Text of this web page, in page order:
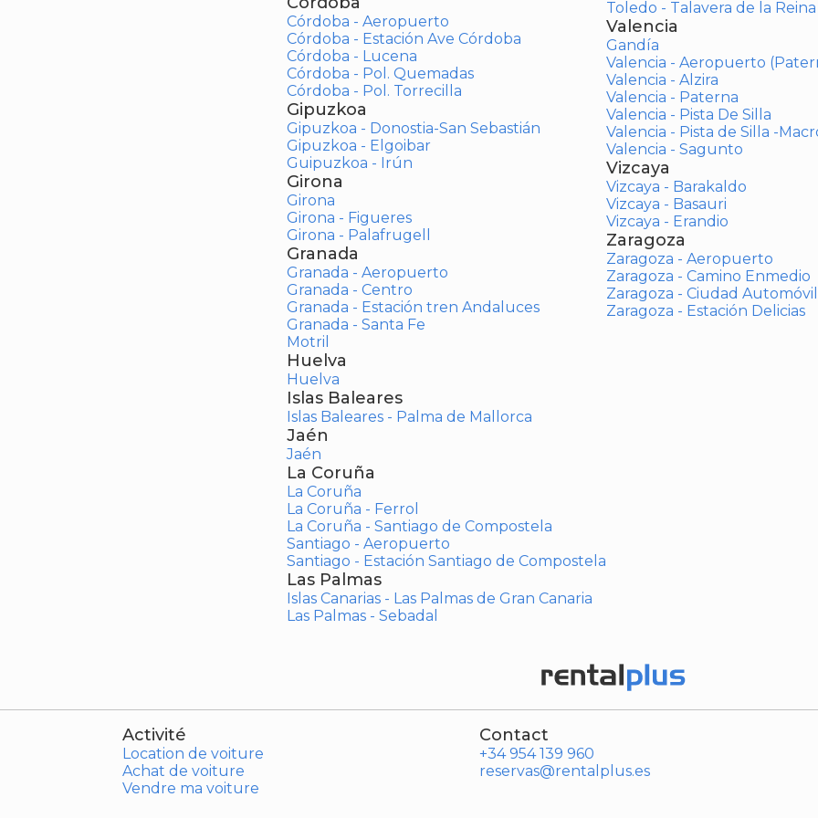
Córdoba - Aeropuerto
Córdoba - Estación Ave Córdoba
Córdoba - Lucena
Córdoba - Pol. Quemadas
Córdoba - Pol. Torrecilla
Gipuzkoa
Gipuzkoa - Donostia-San Sebastián
Gipuzkoa - Elgoibar
Guipuzkoa - Irún
Girona
Girona
Girona - Figueres
Girona - Palafrugell
Granada
Granada - Aeropuerto
Granada - Centro
Granada - Estación tren Andaluces
Granada - Santa Fe
Motril
Huelva
Huelva
Islas Baleares
Islas Baleares - Palma de Mallorca
Jaén
Jaén
La Coruña
La Coruña
La Coruña - Ferrol
La Coruña - Santiago de Compostela
Santiago - Aeropuerto
Santiago - Estación Santiago de Compostela
Las Palmas
Islas Canarias - Las Palmas de Gran Canaria
Las Palmas - Sebadal
Toledo - Talavera de la Reina
Valencia
Gandía
Valencia - Aeropuerto
Valencia - Alzira
Valencia - Paterna
Valencia - Pista De Silla
Valencia - Pista de Silla -
Valencia - Sagunto
Vizcaya
Vizcaya - Barakaldo
Vizcaya - Basauri
Vizcaya - Erandio
Zaragoza
Zaragoza - Aeropuerto
Zaragoza - Camino Enmedio
Zaragoza - Ciudad Automóvil
Zaragoza - Estación Delicias
Activité
Location de voiture
Achat de voiture
Vendre ma voiture
Contact
+34 954 139 960
reservas@rentalplus.es